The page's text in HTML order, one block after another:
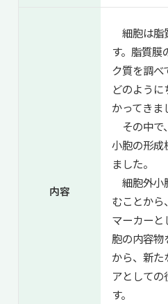
内容
細胞は脂
す。脂質膜
ク質を調べ
どのよう
かってきま
その中で
小胞の形成
ました。
細胞外小
むことから
マーカーと
胞の内容物
から、新た
アとして
す。